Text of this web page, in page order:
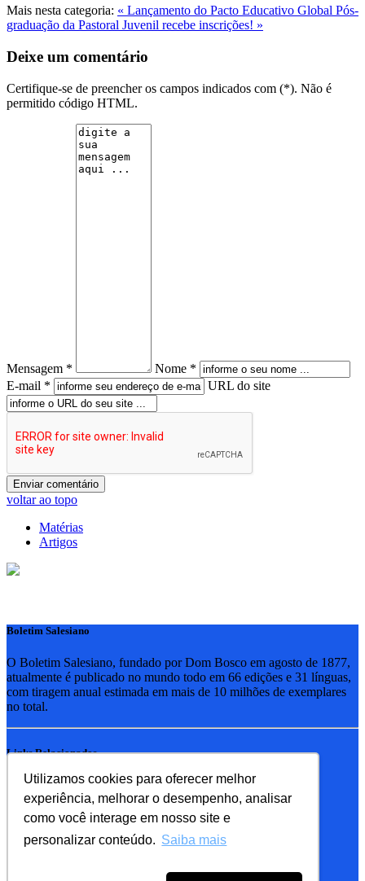
Utilizamos cookies para oferecer melhor
experiência, melhorar o desempenho, analisar
como você interage em nosso site e
personalizar conteúdo. Saiba mais
Mais nesta categoria: « Lançamento do Pacto Educativo Global Pós-
graduação da Pastoral Juvenil recebe inscrições! »
Deixe um comentário
Certifique-se de preencher os campos indicados com (*). Não é
permitido código HTML.
Mensagem *
Nome *
E-mail *
URL do site
voltar ao topo
Matérias
Artigos
Boletim Salesiano
O Boletim Salesiano, fundado por Dom Bosco em agosto de 1877,
atualmente é publicado no mundo todo em 66 edições e 31 línguas,
com tiragem anual estimada em mais de 10 milhões de exemplares
no total.
Links Relacionados
RSB - Rede Salesiana Brasil
EDEBE - Editora
UPV - União pela Vida
Familia Salesiana
SDB - Salesianos de Dom Bosco